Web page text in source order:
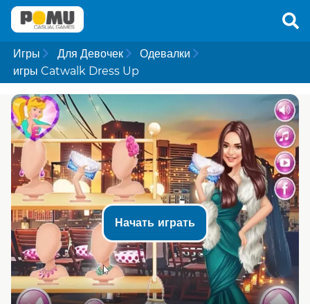
Игры Для Девочек
Одевалки
игры Catwalk Dress Up
Начать играть